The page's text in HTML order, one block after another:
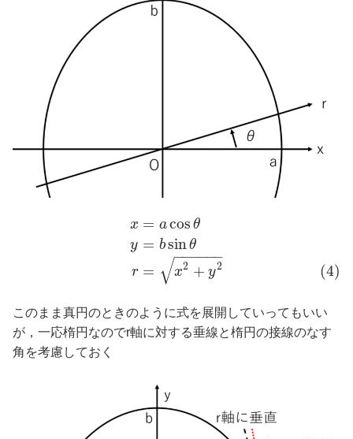
x
y
r
=
=
=
acos θ
bsinθ
x2 + y2
− −
−−−−
√ (4)
このまま真円のときのように式を展開していってもいい
が，一応楕円なのでr軸に対する垂線と楕円の接線のなす
角を考慮しておく